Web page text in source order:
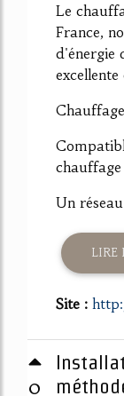
Le
France,
d'énergie
chauffage
Un
LIRE
Site :
0